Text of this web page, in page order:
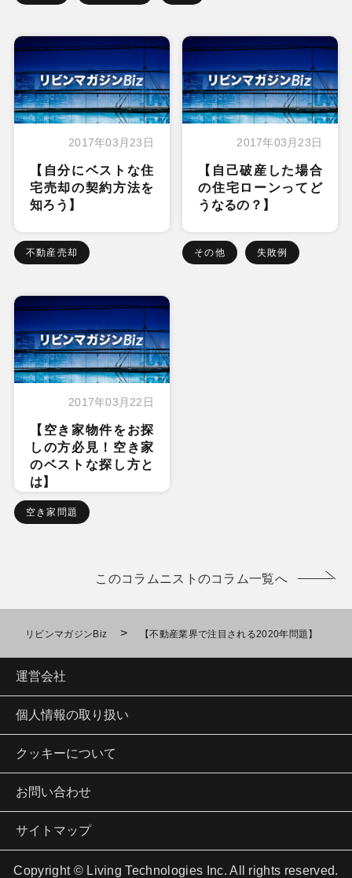
2017年03月23日
【自分にベストな住
宅売却の契約方法を
知ろう】
不動産売却
2017年03月23日
【自己破産した場合
の住宅ローンってど
うなるの？】
その他 失敗例
2017年03月22日
【空き家物件をお探
しの方必見！空き家
のベストな探し方と
は】
空き家問題
このコラムニストのコラム一覧へ
リビンマガジンBiz > 【不動産業界で注目される2020年問題】
運営会社
個人情報の取り扱い
クッキーについて
お問い合わせ
サイトマップ
Copyright © Living Technologies Inc. All rights reserved.